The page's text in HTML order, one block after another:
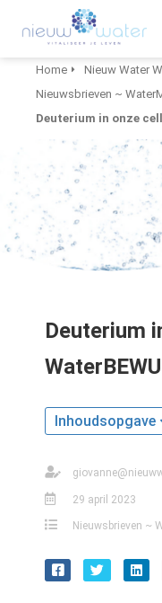
Home
Nieuw Water
Nieuwsbrieven ~
Deuterium in onze
Deuterium
Inhoudsopgave
29 april 2023
Nieuwsbrieven ~